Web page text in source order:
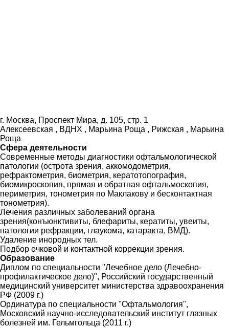
г. Москва, Проспект Мира, д. 105, стр. 1
Алексеевская , ВДНХ , Марьина Роща , Рижская , Марьина
Роща
Сфера деятельности
Современные методы диагностики офтальмологической
патологии (острота зрения, аккомодометрия,
рефрактометрия, биометрия, кератотопография,
биомикроскопия, прямая и обратная офтальмоскопия,
периметрия, тонометрия по Маклакову и бесконтактная
тонометрия).
Лечения различных заболеваний органа
зрения(конъюнктивиты, блефариты, кератиты, увеиты,
патологии рефракции, глаукома, катаракта, ВМД).
Удаление инородных тел.
Подбор очковой и контактной коррекции зрения.
Образование
Диплом по специальности "Лечебное дело (Лечебно-
профилактическое дело)", Российский государственный
медицинский университет министерства здравоохранения
РФ (2009 г.)
Ординатура по специальности "Офтальмология",
Московский научно-исследовательский институт глазных
болезней им. Гельмгольца (2011 г.)